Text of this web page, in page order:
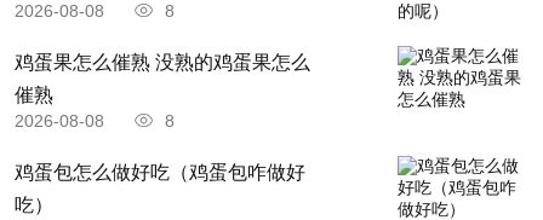
2026-08-08 8
鸡蛋果怎么催熟 没熟的鸡蛋果怎么
催熟
2026-08-08 8
鸡蛋包怎么做好吃（鸡蛋包咋做好
吃）